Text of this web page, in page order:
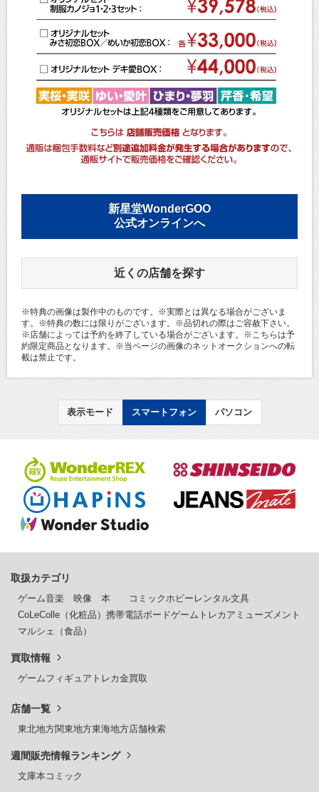
新星堂WonderGOO
公式オンラインへ
近くの店舗を探す
※特典の画像は製作中のものです。※実際とは異なる場合がございま
す。※特典の数には限りがございます。※品切れの際はご容赦下さい。
※店舗によっては予約を終了している場合がございます。※こちらは予
約限定商品となります。※当ページの画像のネットオークションへの転
載は禁止です。
表示モード スマートフォン パソコン
取扱カテゴリ
ゲーム音楽 映像 本 コミック ホビー レンタル文具
CoLeColle（化粧品） 携帯電話ボードゲーム トレカ アミューズメント
マルシェ（食品）
買取情報
ゲームフィギュア トレカ金買取
店舗一覧
東北地方関東地方東海地方店舗検索
週間販売情報ランキング
文庫本コミック